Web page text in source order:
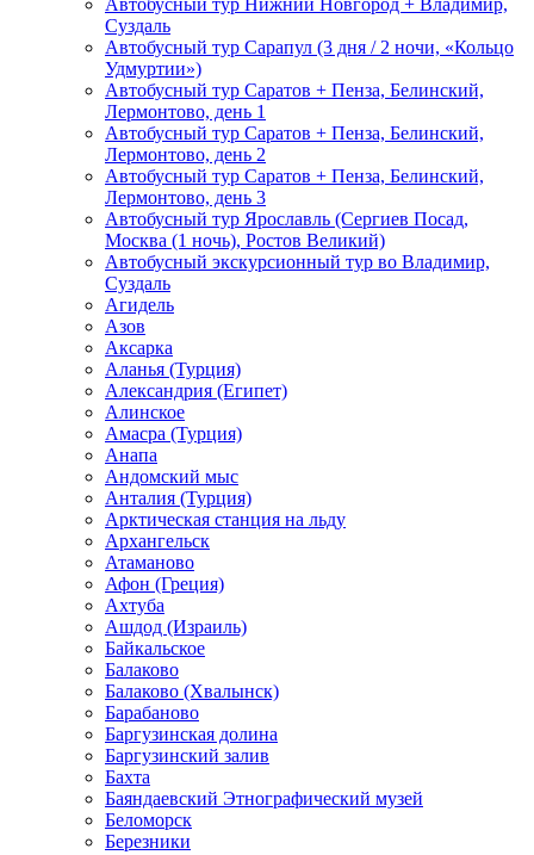
Автобусный тур Нижний Новгород + Владимир,
Суздаль
Автобусный тур Сарапул (3 дня / 2 ночи, «Кольцо
Удмуртии»)
Автобусный тур Саратов + Пенза, Белинский,
Лермонтово, день 1
Автобусный тур Саратов + Пенза, Белинский,
Лермонтово, день 2
Автобусный тур Саратов + Пенза, Белинский,
Лермонтово, день 3
Автобусный тур Ярославль (Сергиев Посад,
Москва (1 ночь), Ростов Великий)
Автобусный экскурсионный тур во Владимир,
Суздаль
Агидель
Азов
Аксарка
Аланья (Турция)
Александрия (Египет)
Алинское
Амасра (Турция)
Анапа
Андомский мыс
Анталия (Турция)
Арктическая станция на льду
Архангельск
Атаманово
Афон (Греция)
Ахтуба
Ашдод (Израиль)
Байкальское
Балаково
Балаково (Хвалынск)
Барабаново
Баргузинская долина
Баргузинский залив
Бахта
Баяндаевский Этнографический музей
Беломорск
Березники